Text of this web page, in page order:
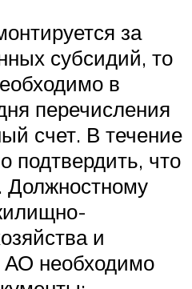
за
субсидий, то
в
перечисления
счет. В течение
подтвердить, что
Должностному
и
АО необходимо